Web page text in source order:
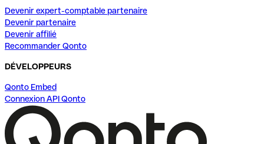
Devenir expert-comptable partenaire
Devenir partenaire
Devenir affilié
Recommander Qonto
DÉVELOPPEURS
Qonto Embed
Connexion API Qonto